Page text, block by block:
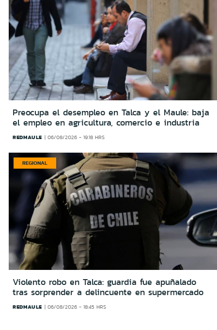
Preocupa el desempleo en Talca y el Maule: baja
el empleo en agricultura, comercio e industria
REDMAULE 06/08/2026 - 19:18 HRS
REGIONAL
Violento robo en Talca: guardia fue apuñalado
tras sorprender a delincuente en supermercado
REDMAULE 06/08/2026 - 18:45 HRS